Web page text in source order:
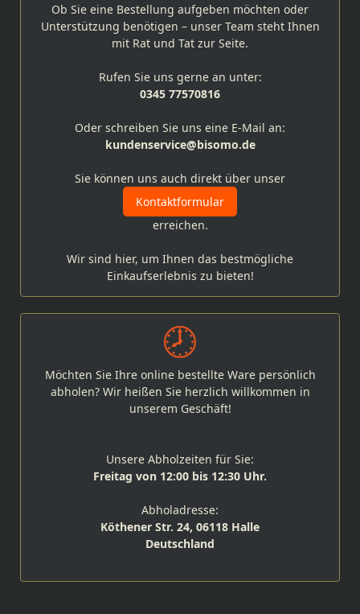
Ob Sie eine Bestellung aufgeben möchten oder
Unterstützung benötigen – unser Team steht Ihnen
mit Rat und Tat zur Seite.
Rufen Sie uns gerne an unter:
0345 77570816
Oder schreiben Sie uns eine E-Mail an:
kundenservice@bisomo.de
Sie können uns auch direkt über unser
Kontaktformular
erreichen.
Wir sind hier, um Ihnen das bestmögliche
Einkaufserlebnis zu bieten!
Möchten Sie Ihre online bestellte Ware persönlich
abholen? Wir heißen Sie herzlich willkommen in
unserem Geschäft!
Unsere Abholzeiten für Sie:
Freitag von 12:00 bis 12:30 Uhr.
Abholadresse:
Köthener Str. 24, 06118 Halle
Deutschland